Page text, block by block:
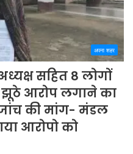
अपना शहर
सहित 8 लोगों
झूठे आरोप लगाने का
जांच की मांग- मंडल
आरोपो को